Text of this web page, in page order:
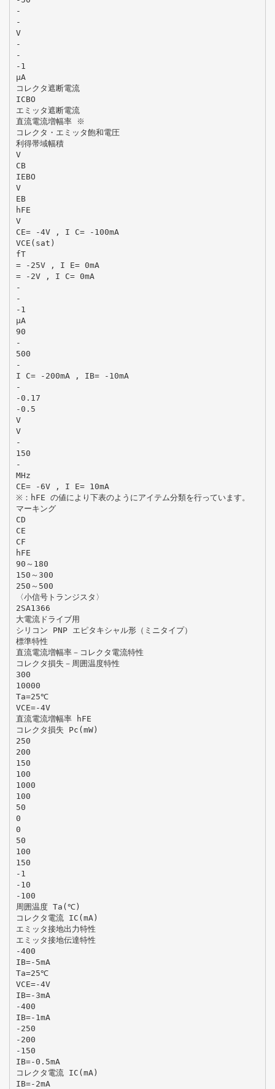
-
-
V
-
-
-1
μA
コレクタ遮断電流
ICBO
エミッタ遮断電流
直流電流増幅率 ※
コレクタ・エミッタ飽和電圧
利得帯域幅積
V
CB
IEBO
V
EB
hFE
V
CE= -4V , I C= -100mA
VCE(sat)
fT
= -25V , I E= 0mA
= -2V , I C= 0mA
-
-
-1
μA
90
-
500
-
I C= -200mA , IB= -10mA
-
-0.17
-0.5
V
V
-
150
-
MHz
CE= -6V , I E= 10mA
※：hFE の値により下表のようにアイテム分類を行っています。
マーキング
CD
CE
CF
hFE
90～180
150～300
250～500
〈小信号トランジスタ〉
2SA1366
大電流ドライブ用
シリコン PNP エピタキシャル形（ミニタイプ）
標準特性
直流電流増幅率－コレクタ電流特性
コレクタ損失－周囲温度特性
300
10000
Ta=25℃
VCE=-4V
直流電流増幅率 hFE
コレクタ損失 Pc(mW)
250
200
150
100
1000
100
50
0
0
50
100
150
-1
-10
-100
周囲温度 Ta(℃)
コレクタ電流 IC(mA)
エミッタ接地出力特性
エミッタ接地伝達特性
-400
IB=-5mA
Ta=25℃
VCE=-4V
IB=-3mA
-400
IB=-1mA
-250
-200
-150
IB=-0.5mA
コレクタ電流 IC(mA)
IB=-2mA